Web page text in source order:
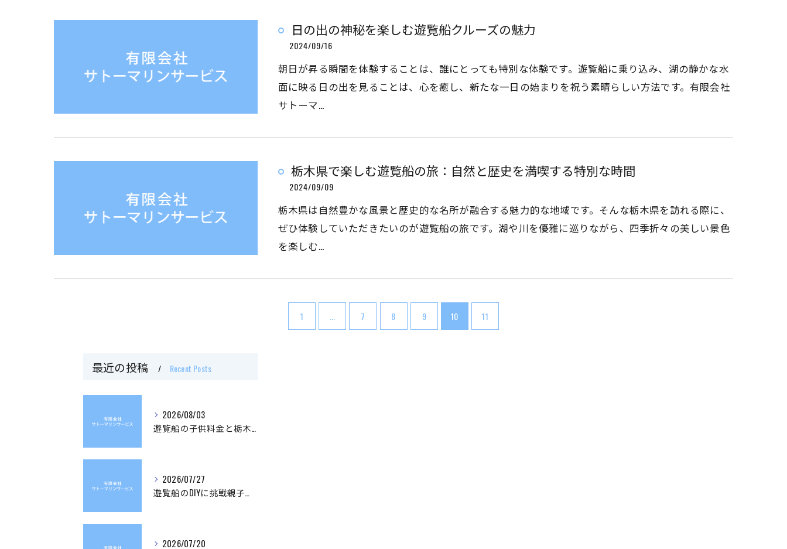
日の出の神秘を楽しむ遊覧船クルーズの魅力
2024/09/16
朝日が昇る瞬間を体験することは、誰にとっても特別な体験です。遊覧船に乗り込み、湖の静かな水
面に映る日の出を見ることは、心を癒し、新たな一日の始まりを祝う素晴らしい方法です。有限会社
サトーマ…
栃木県で楽しむ遊覧船の旅：自然と歴史を満喫する特別な時間
2024/09/09
栃木県は自然豊かな風景と歴史的な名所が融合する魅力的な地域です。そんな栃木県を訪れる際に、
ぜひ体験していただきたいのが遊覧船の旅です。湖や川を優雅に巡りながら、四季折々の美しい景色
を楽しむ…
1 7 8 9 10 11
最近の投稿 Recent Posts
2026/08/03
遊覧船の子供料金と栃木県で家族に最適な水上観光の選び方ガイド
2026/07/27
遊覧船のDIYに挑戦親子で作るペットボトルボート完全ガイド
2026/07/20